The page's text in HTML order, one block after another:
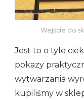
Wejście do
Jest to o tyle
pokazy
wytwarzania
kupiliśmy w